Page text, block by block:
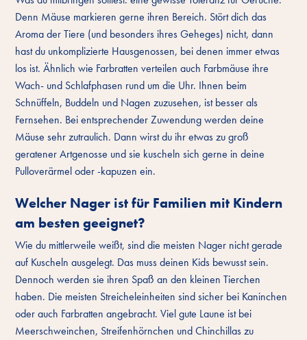
Denn Mäuse markieren gerne ihren Bereich. Stört dich das
Aroma der Tiere (und besonders ihres Geheges) nicht, dann
hast du unkomplizierte Hausgenossen, bei denen immer etwas
los ist. Ähnlich wie Farbratten verteilen auch Farbmäuse ihre
Wach- und Schlafphasen rund um die Uhr. Ihnen beim
Schnüffeln, Buddeln und Nagen zuzusehen, ist besser als
Fernsehen. Bei entsprechender Zuwendung werden deine
Mäuse sehr zutraulich. Dann wirst du ihr etwas zu groß
geratener Artgenosse und sie kuscheln sich gerne in deine
Pulloverärmel oder -kapuzen ein.
Welcher Nager ist für Familien mit Kindern
am besten geeignet?
Wie du mittlerweile weißt, sind die meisten Nager nicht gerade
auf Kuscheln ausgelegt. Das muss deinen Kids bewusst sein.
Dennoch werden sie ihren Spaß an den kleinen Tierchen
haben. Die meisten Streicheleinheiten sind sicher bei Kaninchen
oder auch Farbratten angebracht. Viel gute Laune ist bei
Meerschweinchen, Streifenhörnchen und Chinchillas zu